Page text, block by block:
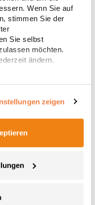
Wenn Sie auf
stimmen Sie der
Sie selbst
möchten.
ändern.
zeigen
*
Italia S.p.A.,